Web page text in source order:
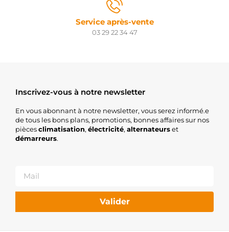
Service après-vente
03 29 22 34 47
Inscrivez-vous à notre newsletter
En vous abonnant à notre newsletter, vous serez informé.e
de tous les bons plans, promotions, bonnes affaires sur nos
piècesclimatisation, électricité, alternateurset
démarreurs.
Valider